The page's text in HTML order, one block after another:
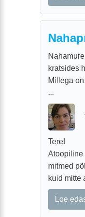
kratsides
Millega
...
Tere!
Atoopiline
mitmed
kuid mitte
Loe